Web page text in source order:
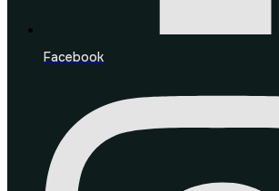
Facebook